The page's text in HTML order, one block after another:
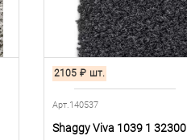
2105 ₽ шт.
Арт.140537
Shaggy Viva 1039 1 32300